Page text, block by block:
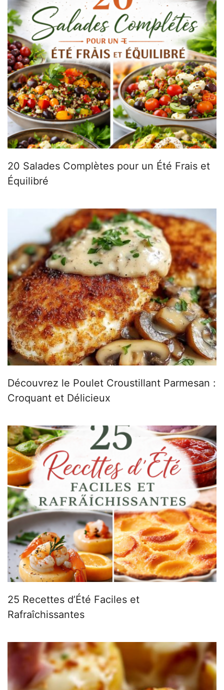
20 Salades Complètes pour un Été Frais et
Équilibré
Découvrez le Poulet Croustillant Parmesan :
Croquant et Délicieux
25 Recettes d’Été Faciles et
Rafraîchissantes